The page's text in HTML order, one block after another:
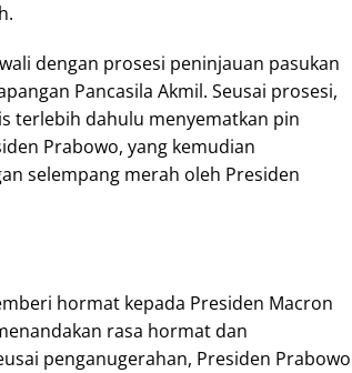
dengan prosesi peninjauan pasukan
Pancasila Akmil. Seusai prosesi,
terlebih dahulu menyematkan pin
Prabowo, yang kemudian
selempang merah oleh Presiden
hormat kepada Presiden Macron
rasa hormat dan
penganugerahan, Presiden Prabowo